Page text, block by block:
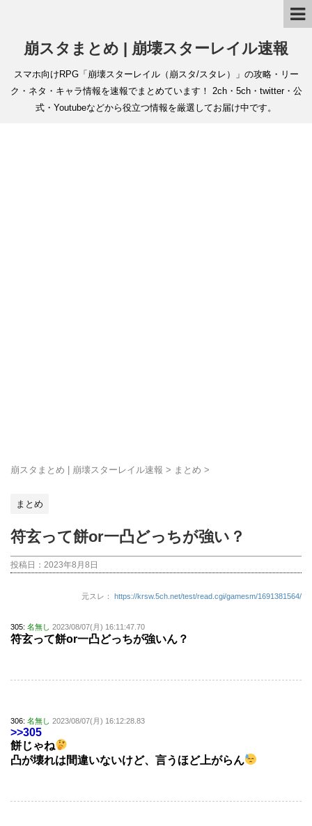
崩スタまとめ | 崩壊スターレイル速報
スマホ向けRPG「崩壊スターレイル（崩スタ/スタレ）」の攻略・リー
ク・ネタ・キャラ情報を速報でまとめています！ 2ch・5ch・twitter・公
式・Youtubeなどから役立つ情報を厳選してお届け中です。
崩スタまとめ | 崩壊スターレイル速報 > まとめ >
まとめ
符玄って餅or一凸どっちが強い？
投稿日： 2023年8月8日
元スレ： https://krsw.5ch.net/test/read.cgi/gamesm/1691381564/
305: 名無し 2023/08/07(月) 16:11:47.70
符玄って餅or一凸どっちが強いん？
306: 名無し 2023/08/07(月) 16:12:28.83
>>305
餅じゃね
凸が壊れは間違いないけど、言うほど上がらん